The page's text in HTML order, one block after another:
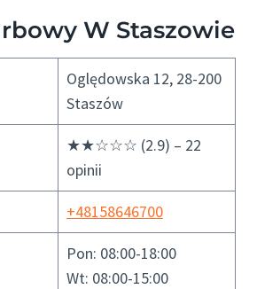
W Staszowie
Oględowska 12, 28-200
Staszów
★★☆☆☆ (2.9) – 22
opinii
+48158646700
Pon: 08:00-18:00
Wt: 08:00-15:00